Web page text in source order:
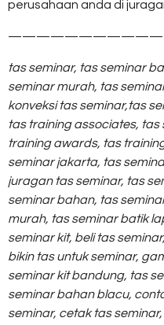
perusahaan anda di
tas seminar, tas seminar
seminar murah, tas
konveksi tas seminar,tas
tas training associates, tas
training awards, tas
seminar jakarta, tas
juragan tas seminar, tas
seminar bahan, tas
murah, tas seminar batik
seminar kit, beli tas seminar,
bikin tas untuk seminar,
seminar kit bandung, tas
seminar bahan blacu,
seminar, cetak tas seminar,